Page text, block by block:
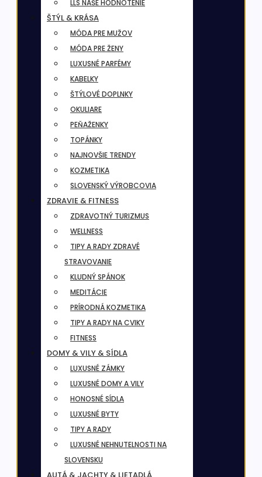
LLS NAŠE HODNOTENIE
ŠTÝL & KRÁSA
MÓDA PRE MUŽOV
MÓDA PRE ŽENY
LUXUSNÉ PARFÉMY
KABELKY
ŠTÝLOVÉ DOPLNKY
OKULIARE
PEŇAŽENKY
TOPÁNKY
NAJNOVŠIE TRENDY
KOZMETIKA
SLOVENSKÝ VÝROBCOVIA
ZDRAVIE & FITNESS
ZDRAVOTNÝ TURIZMUS
WELLNESS
TIPY A RADY ZDRAVÉ
STRAVOVANIE
KLUDNÝ SPÁNOK
MEDITÁCIE
PRÍRODNÁ KOZMETIKA
TIPY A RADY NA CVIKY
FITNESS
DOMY & VILY & SÍDLA
LUXUSNÉ ZÁMKY
LUXUSNÉ DOMY A VILY
HONOSNÉ SÍDLA
LUXUSNÉ BYTY
TIPY A RADY
LUXUSNÉ NEHNUTELNOSTI NA
SLOVENSKU